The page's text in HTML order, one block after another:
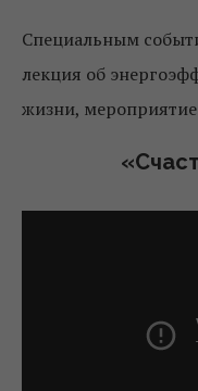
Специальным
лекция об
жизни,